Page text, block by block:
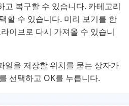
고 복구할 수 있습니다. 카테고리
할 수 있습니다. 미리 보기를 한
이브로 다시 가져올 수 있습니
일을 저장할 위치를 묻는 상자가
선택하고 OK를 누릅니다.